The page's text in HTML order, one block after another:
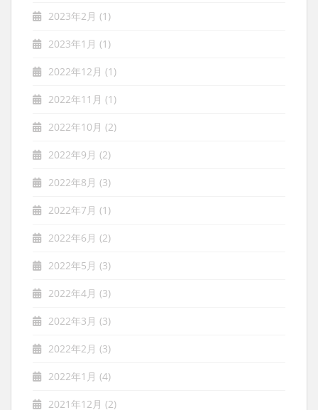
2023年2月 (1)
2023年1月 (1)
2022年12月 (1)
2022年11月 (1)
2022年10月 (2)
2022年9月 (2)
2022年8月 (3)
2022年7月 (1)
2022年6月 (2)
2022年5月 (3)
2022年4月 (3)
2022年3月 (3)
2022年2月 (3)
2022年1月 (4)
2021年12月 (2)